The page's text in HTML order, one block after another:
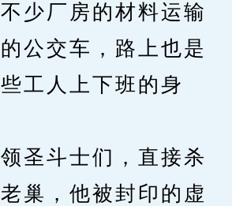
厂房的材料运输
公交车，路上也是
工人上下班的身
斗士们，直接杀
巢，他被封印的虚